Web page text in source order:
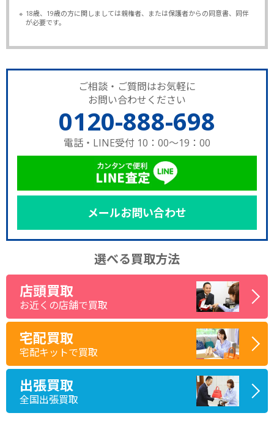
※ 18歳、19歳の方に関しましては親権者、または保護者からの同意書、同伴
が必要です。
ご相談・ご質問はお気軽に
お問い合わせください
0120-888-698
電話・LINE受付 10：00～19：00
メールお問い合わせ
選べる買取方法
店頭買取
お近くの店舗で買取
宅配買取
宅配キットで買取
出張買取
全国出張買取